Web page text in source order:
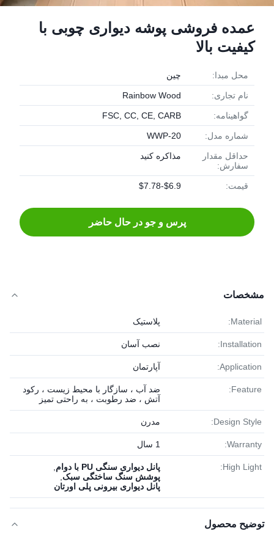
عمده فروشی پوشه دیواری چوبی با
کیفیت بالا
محل مبدا: چین
نام تجاری: Rainbow Wood
گواهینامه: FSC, CC, CE, CARB
شماره مدل: WWP-20
حداقل مقدار
سفارش:
مذاکره کنید
قیمت: $6.9-$7.78
پرس و جو در حال حاضر
مشخصات
Material: پلاستیک
Installation: نصب آسان
Application: آپارتمان
Feature:
ضد آب ، سازگار با محیط زیست ، رکود
آتش ، ضد رطوبت ، به راحتی تمیز
Design Style: مدرن
Warranty: 1 سال
High Light: پانل دیواری سنگی PU با دوام
پوشش سنگ ساختگی سبک
پانل دیواری بیرونی پلی اورتان
توضیح محصول